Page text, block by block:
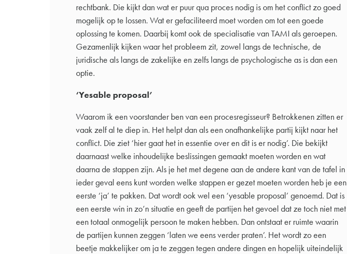
rechtbank. Die kijkt dan wat er puur qua proces nodig is om het conflict zo goed
mogelijk op te lossen. Wat er gefaciliteerd moet worden om tot een goede
oplossing te komen. Daarbij komt ook de specialisatie van TAMI als geroepen.
Gezamenlijk kijken waar het probleem zit, zowel langs de technische, de
juridische als langs de zakelijke en zelfs langs de psychologische as is dan een
optie.
‘Yesable proposal’
Waarom ik een voorstander ben van een procesregisseur? Betrokkenen zitten er
vaak zelf al te diep in. Het helpt dan als een onafhankelijke partij kijkt naar het
conflict. Die ziet ‘hier gaat het in essentie over en dit is er nodig’. Die bekijkt
daarnaast welke inhoudelijke beslissingen gemaakt moeten worden en wat
daarna de stappen zijn. Als je het met degene aan de andere kant van de tafel in
ieder geval eens kunt worden welke stappen er gezet moeten worden heb je een
eerste ‘ja’ te pakken. Dat wordt ook wel een ‘yesable proposal’ genoemd. Dat is
een eerste win in zo’n situatie en geeft de partijen het gevoel dat ze toch niet met
een totaal onmogelijk persoon te maken hebben. Dan ontstaat er ruimte waarin
de partijen kunnen zeggen ‘laten we eens verder praten’. Het wordt zo een
beetje makkelijker om ja te zeggen tegen andere dingen en hopelijk uiteindelijk